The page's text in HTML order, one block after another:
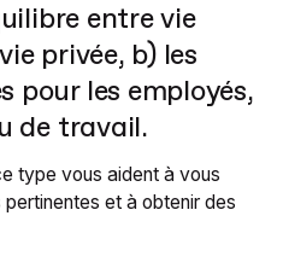
entre vie
privée, b) les
pour les employés,
de travail.
type vous aident à vous
et à obtenir des